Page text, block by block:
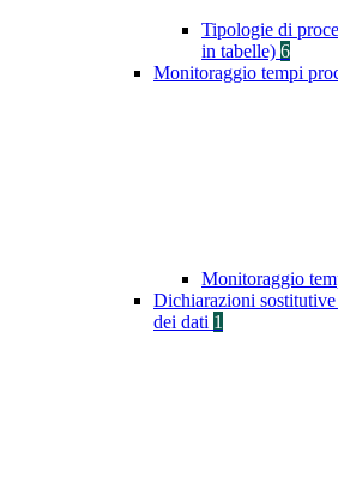
Tipologie di
in tabelle) 6
Monitoraggio tempi
Monitoraggio
Dichiarazioni
dei dati 1